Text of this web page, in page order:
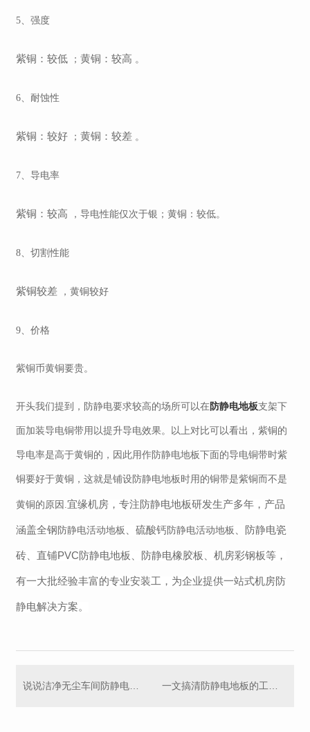
5、强度
紫铜：较低 ；黄铜：较高 。
6、耐蚀性
紫铜：较好 ；黄铜：较差 。
7、导电率
紫铜：较高 ，导电性能仅次于银 ；黄铜：较低。
8、切割性能
紫铜较差 ，黄铜较好
9、价格
紫铜币黄铜要贵。
开头我们提到， 防静电要求较高的场所可以在防静电地板支架下
面加装导电铜带用以提升导电效果。以上对比可以看出，紫铜的
导电率是高于黄铜的，因此用作防静电地板下面的导电铜带时紫
铜要好于黄铜，这就是铺设防静电地板时用的铜带是紫铜而不是
黄铜的原因.宜缘机房 ，专注防静电地板研发生产多年，产品
涵盖全钢 防静电活动地板 、硫酸钙防静电活动地板 、防静电瓷
砖、直铺PVC防静电地板 、防静电橡胶板、机房彩钢板等，
有一大批经验丰富的专业安装工 ，为企业提供一站式机房防
静电解决方案。
说说洁净无尘车间防静电地板 一文搞清防静电地板的工作原理和使用场合